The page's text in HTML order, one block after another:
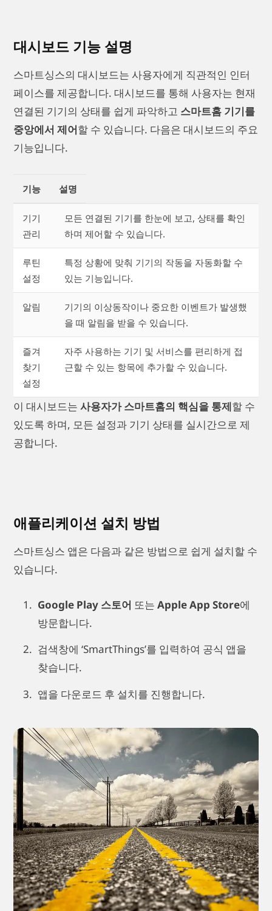
대시보드 기능 설명
스마트싱스의 대시보드는 사용자에게 직관적인 인터
페이스를 제공합니다. 대시보드를 통해 사용자는 현재
연결된 기기의 상태를 쉽게 파악하고 스마트홈 기기를
중앙에서 제어할 수 있습니다. 다음은 대시보드의 주요
기능입니다.
기능 설명
기기
관리
모든 연결된 기기를 한눈에 보고, 상태를 확인
하며 제어할 수 있습니다.
루틴
설정
특정 상황에 맞춰 기기의 작동을 자동화할 수
있는 기능입니다.
알림
기기의 이상동작이나 중요한 이벤트가 발생했
을 때 알림을 받을 수 있습니다.
즐겨
찾기
설정
자주 사용하는 기기 및 서비스를 편리하게 접
근할 수 있는 항목에 추가할 수 있습니다.
이 대시보드는 사용자가 스마트홈의 핵심을 통제할 수
있도록 하며, 모든 설정과 기기 상태를 실시간으로 제
공합니다.
애플리케이션 설치 방법
스마트싱스 앱은 다음과 같은 방법으로 쉽게 설치할 수
있습니다.
Google Play 스토어 또는 Apple App Store에
방문합니다.
검색창에 ‘SmartThings’를 입력하여 공식 앱을
찾습니다.
앱을 다운로드 후 설치를 진행합니다.